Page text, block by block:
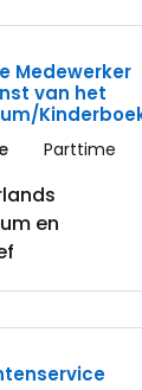
Medewerker
van het
Parttime
en